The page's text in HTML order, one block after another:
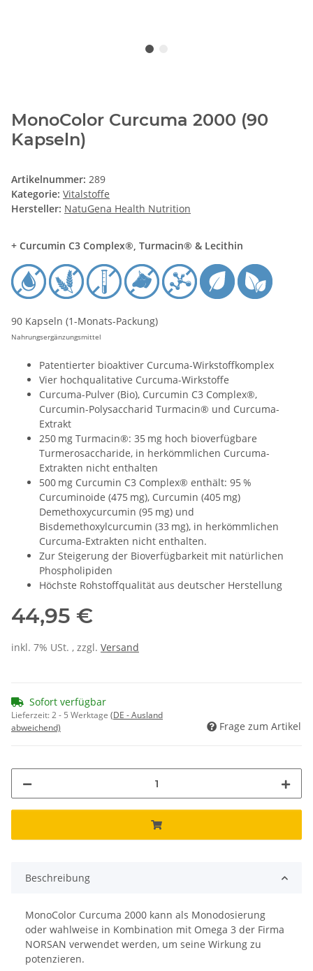
MonoColor Curcuma 2000 (90
Kapseln)
Artikelnummer: 289
Kategorie: Vitalstoffe
Hersteller: NatuGena Health Nutrition
+ Curcumin C3 Complex®, Turmacin® & Lecithin
90 Kapseln (1-Monats-Packung)
Nahrungsergänzungsmittel
Patentierter bioaktiver Curcuma-Wirkstoffkomplex
Vier hochqualitative Curcuma-Wirkstoffe
Curcuma-Pulver (Bio), Curcumin C3 Complex®,
Curcumin-Polysaccharid Turmacin® und Curcuma-
Extrakt
250 mg Turmacin®: 35 mg hoch bioverfügbare
Turmerosaccharide, in herkömmlichen Curcuma-
Extrakten nicht enthalten
500 mg Curcumin C3 Complex® enthält: 95 %
Curcuminoide (475 mg), Curcumin (405 mg)
Demethoxycurcumin (95 mg) und
Bisdemethoxylcurcumin (33 mg), in herkömmlichen
Curcuma-Extrakten nicht enthalten.
Zur Steigerung der Bioverfügbarkeit mit natürlichen
Phospholipiden
Höchste Rohstoffqualität aus deutscher Herstellung
44,95 €
inkl. 7% USt. , zzgl. Versand
Sofort verfügbar
Lieferzeit:2 - 5 Werktage (DE - Ausland
abweichend)
Frage zum Artikel
Beschreibung
MonoColor Curcuma 2000 kann als Monodosierung
oder wahlweise in Kombination mit Omega 3 der Firma
NORSAN verwendet werden, um seine Wirkung zu
potenzieren.